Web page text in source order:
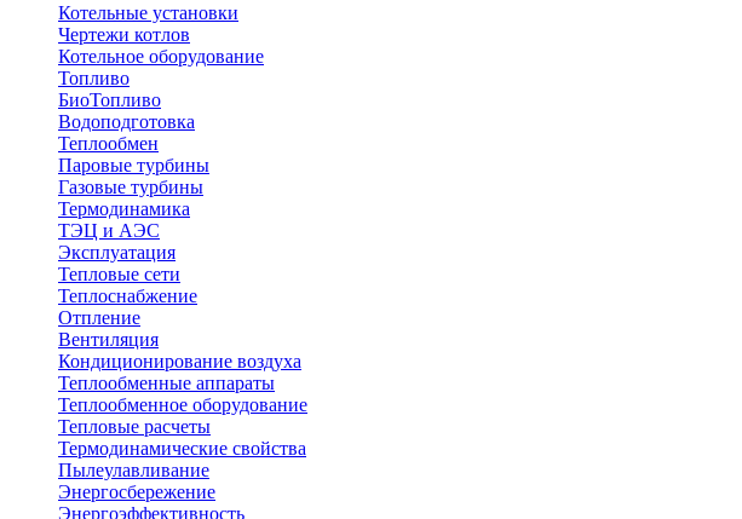
Котельные установки
Чертежи котлов
Котельное оборудование
Топливо
БиоТопливо
Водоподготовка
Теплообмен
Паровые турбины
Газовые турбины
Термодинамика
ТЭЦ и АЭС
Эксплуатация
Тепловые сети
Теплоснабжение
Отпление
Вентиляция
Кондиционирование воздуха
Теплообменные аппараты
Теплообменное оборудование
Тепловые расчеты
Термодинамические свойства
Пылеулавливание
Энергосбережение
Энергоэффективность